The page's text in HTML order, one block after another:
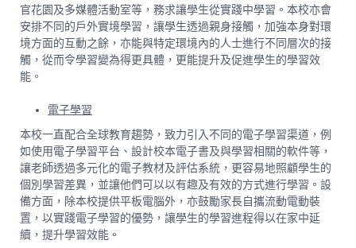
官花園及多媒體活動室等，務求讓學生從實踐中學習。本校亦會
安排不同的戶外實境學習，讓學生透過親身接觸，加強本身對環
境方面的互動之餘，亦能與特定環境內的人士進行不同層次的接
觸，從而令學習變為得更具體，更能提升及促進學生的學習效
能。
電子學習
本校一直配合全球教育趨勢，致力引入不同的電子學習渠道，例
如使用電子學習平台、設計校本電子書及與學習相關的軟件等，
讓老師透過多元化的電子教材及評估系統，更容易地照顧學生的
個別學習差異，並讓他們可以以有趣及有效的方式進行學習。設
備方面，除本校提供平板電腦外，亦鼓勵家長自攜流動電動裝
置，以實踐電子學習的優勢，讓學生的學習進程得以在家中延
續，提升學習效能。